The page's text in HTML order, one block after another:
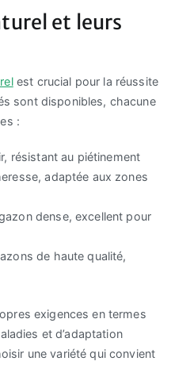
et leurs
est crucial pour la réussite
sont disponibles, chacune
:
résistant au piétinement
adaptée aux zones
dense, excellent pour
de haute qualité,
exigences en termes
et d’adaptation
une variété qui convient